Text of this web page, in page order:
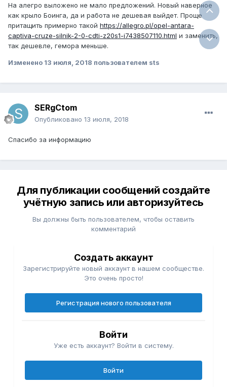
На алегро выложено не мало предложений. Новый наверное
как крыло Боинга, да и работа не дешевая выйдет. Проще
притащить примерно такой https://allegro.pl/opel-antara-
captiva-cruze-silnik-2-0-cdti-z20s1-i7438507110.html и заменить,
так дешевле, гемора меньше.
Изменено 13 июля, 2018 пользователем sts
SERgCtom
Опубликовано 13 июля, 2018
Спасибо за информацию
Для публикации сообщений создайте
учётную запись или авторизуйтесь
Вы должны быть пользователем, чтобы оставить
комментарий
Создать аккаунт
Зарегистрируйте новый аккаунт в нашем сообществе.
Это очень просто!
Регистрация нового пользователя
Войти
Уже есть аккаунт? Войти в систему.
Войти